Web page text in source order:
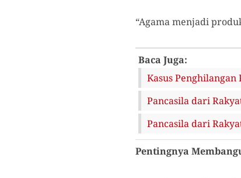
“Agama menjadi
Baca Juga:
Kasus Penghilangan
Pancasila dari
Pancasila dari
Pentingnya